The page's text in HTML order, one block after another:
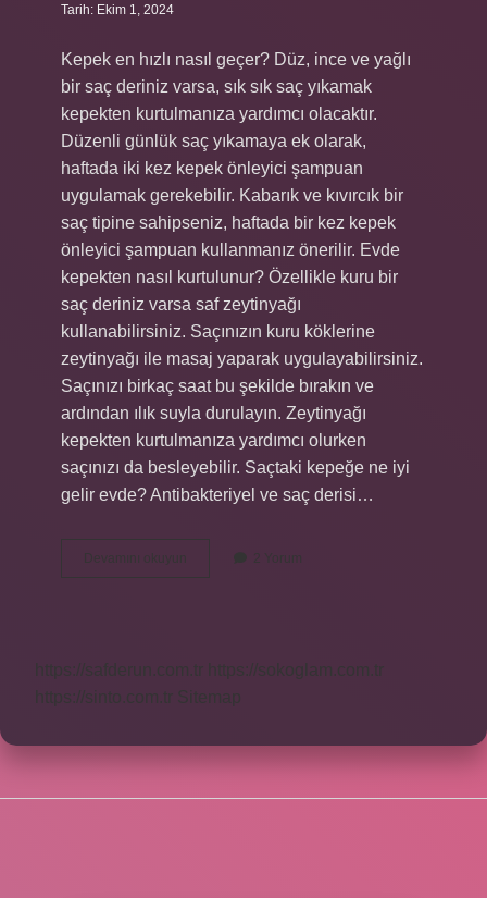
Tarih: Ekim 1, 2024
Kepek en hızlı nasıl geçer? Düz, ince ve yağlı
bir saç deriniz varsa, sık sık saç yıkamak
kepekten kurtulmanıza yardımcı olacaktır.
Düzenli günlük saç yıkamaya ek olarak,
haftada iki kez kepek önleyici şampuan
uygulamak gerekebilir. Kabarık ve kıvırcık bir
saç tipine sahipseniz, haftada bir kez kepek
önleyici şampuan kullanmanız önerilir. Evde
kepekten nasıl kurtulunur? Özellikle kuru bir
saç deriniz varsa saf zeytinyağı
kullanabilirsiniz. Saçınızın kuru köklerine
zeytinyağı ile masaj yaparak uygulayabilirsiniz.
Saçınızı birkaç saat bu şekilde bırakın ve
ardından ılık suyla durulayın. Zeytinyağı
kepekten kurtulmanıza yardımcı olurken
saçınızı da besleyebilir. Saçtaki kepeğe ne iyi
gelir evde? Antibakteriyel ve saç derisi…
Devamını okuyun
Kepekli
2 Yorum
https://safderun.com.tr
https://sokoglam.com.tr
https://sinto.com.tr
Sitemap